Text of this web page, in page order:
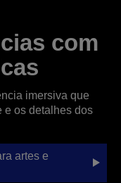
com
imersiva que
e os detalhes dos
artes e